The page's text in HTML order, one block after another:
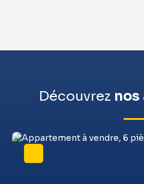
Découvrez nos